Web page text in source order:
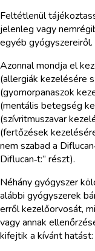
Feltétlenül
jelenleg vagy
egyéb gyógyszereiről.
Azonnal mondja el
(allergiák kezelésére
(gyomorpanaszok
(mentális betegség
(szívritmuszavar
(fertőzések
nem szabad a
Diflucan‑t:” részt).
Néhány gyógyszer
alábbi gyógyszerek
erről kezelőorvosát,
vagy annak
kifejtik a kívánt hatást: